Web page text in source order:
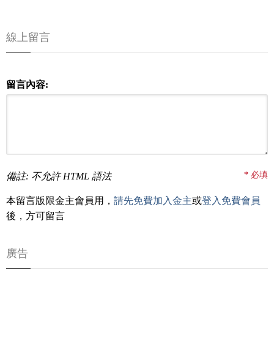
線上留言
留言內容:
備註: 不允許 HTML 語法 * 必填
本留言版限金主會員用， 請先免費加入金主或登入免費會員
後，方可留言
廣告